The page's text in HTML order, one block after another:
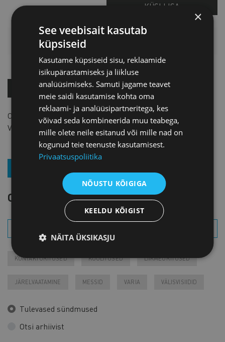
KÜSI LISA
HINNAKIRI
OSTA KOHE!
Osalemistasu 20 € +km
. Sisaldab tervitusjooki ja snäkke.
Vajalik on eelregistreerimine.
OTSI SÜNDMUST
KONTAKTÜRITUSED KOOLITUSED LIIKMEÜRITUSED
JÄRELVAATAMINE MESSID VARIA VÄLISVISIIDID
Tulevased sündmused
Otsi arhiivist
×
See veebisait kasutab
küpsiseid
Kasutame küpsiseid sisu, reklaamide
isikupärastamiseks ja liikluse
analüüsimiseks. Samuti jagame teavet
meie saidi kasutamise kohta oma
reklaami- ja analüüsipartneritega, kes
võivad seda kombineerida muu teabega,
mille olete neile esitanud või mille nad on
kogunud teie teenuste kasutamisest.
Privaatsuspoliitika
NÕUSTU KÕIGIGA
KEELDU KÕIGIST
NÄITA ÜKSIKASJU